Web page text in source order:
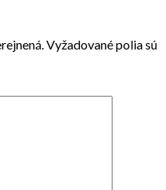
Vyžadované polia sú